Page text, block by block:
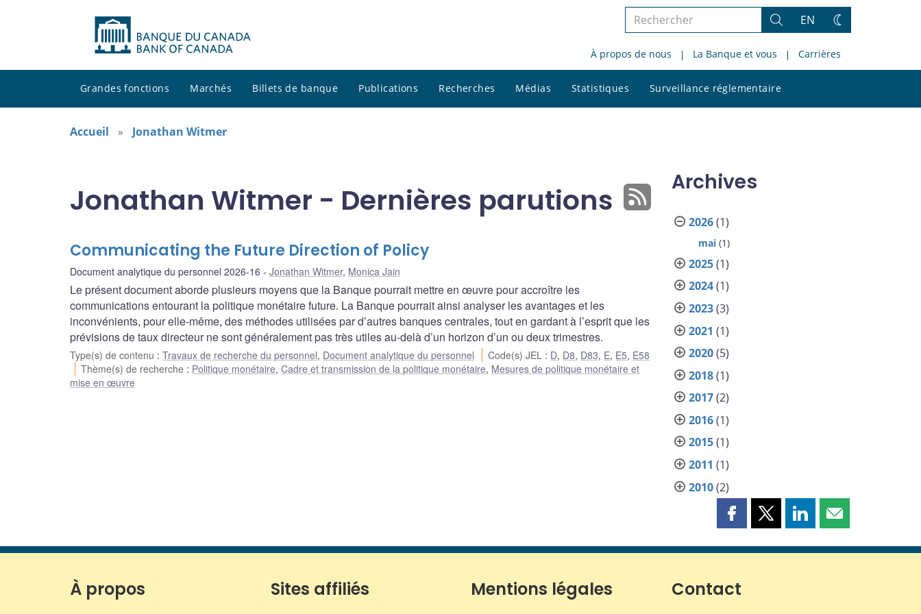
Rechercher
le
site
Rechercher
EN
Changez
thème
À propos de nous La Banque et vous Carrières
Grandes fonctions Marchés Billets de banque Publications Recherches Médias Statistiques Surveillance réglementaire
le
Accueil Jonathan Witmer
Jonathan Witmer - Dernières parutions
Communicating the Future Direction of Policy
Document analytique du personnel 2026-16 Jonathan Witmer, Monica Jain
Le présent document aborde plusieurs moyens que la Banque pourrait mettre en œuvre pour accroître les
communications entourant la politique monétaire future. La Banque pourrait ainsi analyser les avantages et les
inconvénients, pour elle-même, des méthodes utilisées par d’autres banques centrales, tout en gardant à l’esprit que les
prévisions de taux directeur ne sont généralement pas très utiles au-delà d’un horizon d’un ou deux trimestres.
Type(s) de contenu : Travaux de recherche du personnel, Document analytique du personnel Code(s) JEL : D, D8, D83, E, E5, E58
Thème(s) de recherche : Politique monétaire,Cadre et transmission de la politique monétaire, Mesures de politique monétaire et
mise en œuvre
Archives
2026(1)
mai (1)
2025(1)
2024(1)
2023(3)
2021 (1)
2020(5)
2018(1)
2017(2)
2016(1)
2015(1)
2011 (1)
2010(2)
Partager
page
Facebook
Partager
page
Partager
page
Partager
page
À propos Sites affiliés Mentions légales Contact